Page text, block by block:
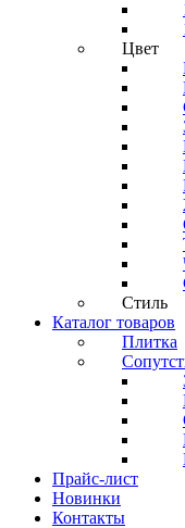
Цвет
Стиль
Каталог товаров
Плитка
Прайс-лист
Новинки
Контакты